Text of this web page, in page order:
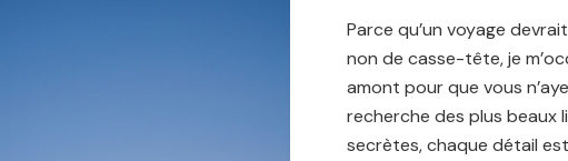
Parce qu’un voyage
non de casse-tête, je
amont pour que vous
recherche des plus beaux
secrètes, chaque détail